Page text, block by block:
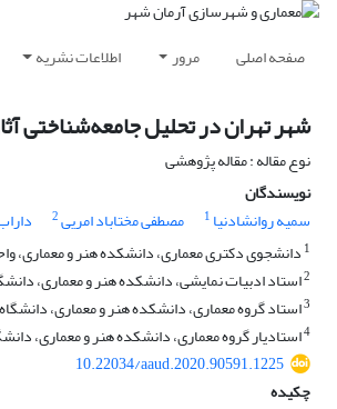
صفحه اصلی مرور اطلاعات نشریه
شهر تهران در تحلیل جامعه‌شناختی آثار سینمایی دهه 40 و 50 با تأکید بر
نوع مقاله : مقاله پژوهشی
نویسندگان
سمیه روانشادنیا 1 مصطفی مختاباد امریی2
1 دانشجوی دکتری معماری، دانشکده هنر و معماری،
2استاد ادبیات نمایشی، دانشکده هنر و معماری،
3استاد گروه معماری، دانشکده هنر و معماری، دانشگاه
4استادیار گروه معماری، دانشکده هنر و معماری،
10.22034/aaud.2020.90591.1225
چکیده